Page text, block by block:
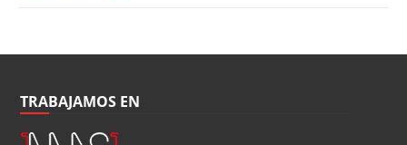
TRABAJAMOS EN